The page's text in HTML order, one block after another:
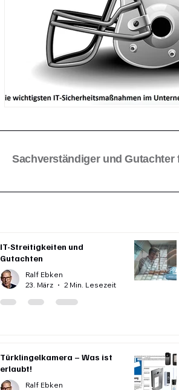
Sachverständiger und Gutachter
IT-Streitigkeiten und
Gutachten
Ralf Ebken
23. März
2 Min. Lesezeit
Türklingelkamera – Was ist
erlaubt!
Ralf Ebken